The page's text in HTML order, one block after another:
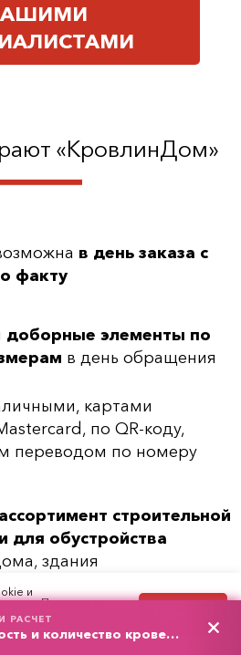
«КровлинДом»
в день заказа с
факту
доборные элементы по
в день обращения
картами
по QR-коду,
переводом по номеру
строительной
для обустройства
здания
склад в Москве - адрес
ш.)
и
Продолжая
с
данных и
РАСЧЕТ
«Узнайте стоимость и количество кровельного материала»